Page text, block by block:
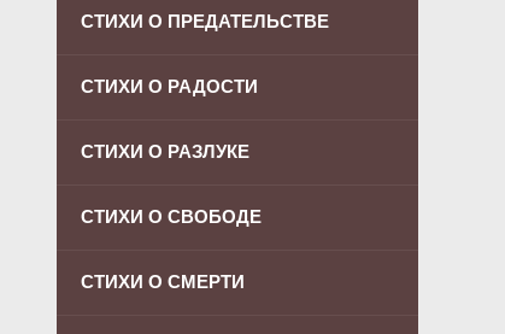
СТИХИ О ПРЕДАТЕЛЬСТВЕ
СТИХИ О РАДОСТИ
СТИХИ О РАЗЛУКЕ
СТИХИ О СВОБОДЕ
СТИХИ О СМЕРТИ